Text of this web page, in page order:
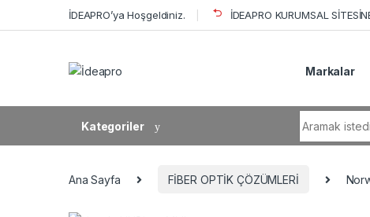
Skip to navigation
Skip to contentİDEAPRO’ya Hoşgeldiniz. İDEAPRO KURUMSAL
Markalar
Kategoriler
Ana Sayfa FİBER OPTİK ÇÖZÜMLERİ